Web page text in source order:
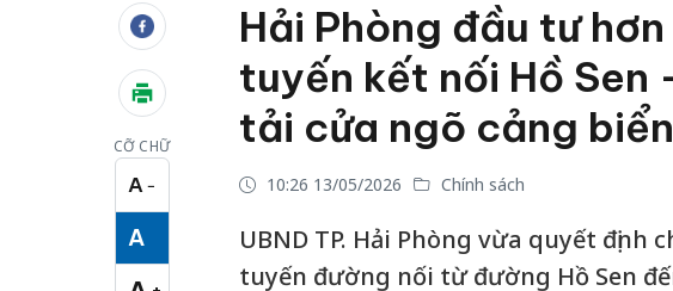
CỠ CHỮ
A −
Cỡ chữ nhỏ
A
Cỡ chữ vừa
Hải Phòng đầu tư
tuyến kết nối Hồ Sen
tải cửa ngõ cảng biển
10:26 13/05/2026 Chính sách
UBND TP. Hải Phòng vừa quyết
tuyến đường nối từ đường Hồ Sen